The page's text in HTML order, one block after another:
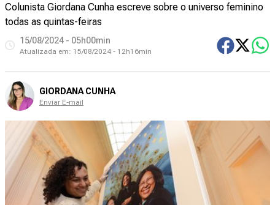
Colunista Giordana Cunha escreve sobre o universo feminino
todas as quintas-feiras
15/08/2024 - 05h00min
Atualizada em: 15/08/2024 - 12h16min
GIORDANA CUNHA
Enviar E-mail